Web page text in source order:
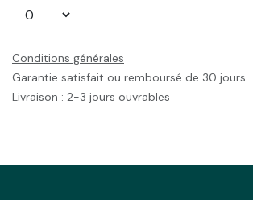
Conditions générales
Garantie satisfait ou remboursé de 30 jours
Livraison : 2-3 jours ouvrables